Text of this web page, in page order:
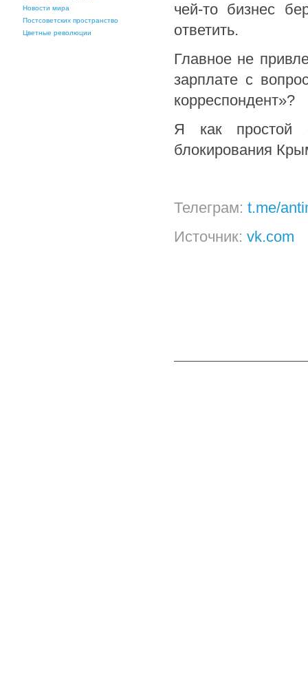
Новости мира
Постсоветских пространство
Цветные революции
чей-то бизнес
ответить.
Главное не
зарплате с
корреспондент»?
Я как простой
блокирования
Телеграм: t.me/
Источник: vk.com